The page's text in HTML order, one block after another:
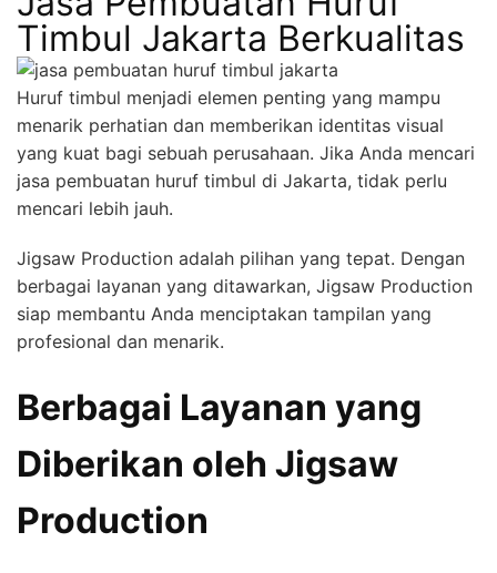
Timbul Jakarta Berkualitas
Huruf timbul menjadi elemen penting yang mampu
menarik perhatian dan memberikan identitas visual
yang kuat bagi sebuah perusahaan. Jika Anda mencari
jasa pembuatan huruf timbul di Jakarta, tidak perlu
mencari lebih jauh.
Jigsaw Production adalah pilihan yang tepat. Dengan
berbagai layanan yang ditawarkan, Jigsaw Production
siap membantu Anda menciptakan tampilan yang
profesional dan menarik.
Berbagai Layanan yang
Diberikan oleh Jigsaw
Production